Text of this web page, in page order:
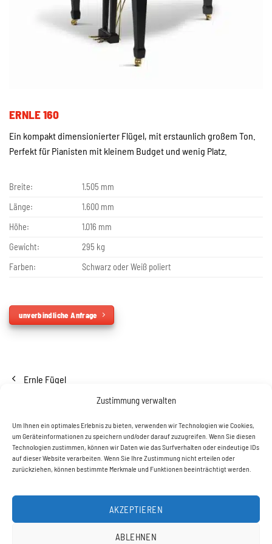
Zustimmung verwalten
Um Ihnen ein optimales Erlebnis zu bieten, verwenden wir Technologien wie Cookies,
um Geräteinformationen zu speichern und/oder darauf zuzugreifen. Wenn Sie diesen
Technologien zustimmen, können wir Daten wie das Surfverhalten oder eindeutige IDs
auf dieser Website verarbeiten. Wenn Sie Ihre Zustimmung nicht erteilen oder
zurückziehen, können bestimmte Merkmale und Funktionen beeinträchtigt werden.
AKZEPTIEREN
ABLEHNEN
ERNLE 160
Ein kompakt dimensionierter Flügel, mit erstaunlich großem Ton.
Perfekt für Pianisten mit kleinem Budget und wenig Platz.
Breite:
1.505 mm
Länge:
1.600 mm
Höhe:
1.016 mm
Gewicht:
295 kg
Farben:
Schwarz oder Weiß poliert
unverbindliche Anfrage
Ernle Fügel
ERNLE-PIANO OHG
Donaustraße 1,88459Tannheim
Tel.08395-1728